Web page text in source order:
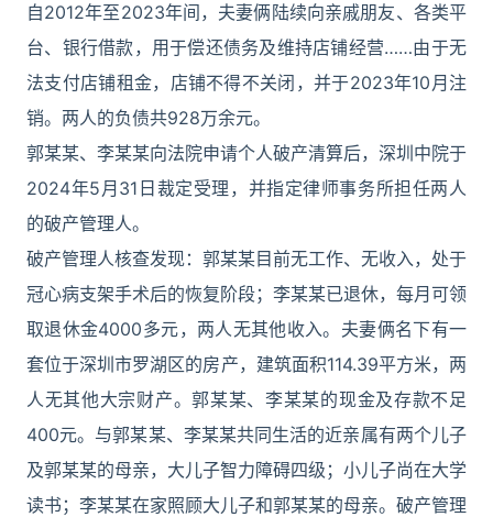
自2012年至2023年间，夫妻俩陆续向亲戚朋友、各类平
台、银行借款，用于偿还债务及维持店铺经营……由于无
法支付店铺租金，店铺不得不关闭，并于2023年10月注
销。两人的负债共928万余元。
郭某某、李某某向法院申请个人破产清算后，深圳中院于
2024年5月31日裁定受理，并指定律师事务所担任两人
的破产管理人。
破产管理人核查发现：郭某某目前无工作、无收入，处于
冠心病支架手术后的恢复阶段；李某某已退休，每月可领
取退休金4000多元，两人无其他收入。夫妻俩名下有一
套位于深圳市罗湖区的房产，建筑面积114.39平方米，两
人无其他大宗财产。郭某某、李某某的现金及存款不足
400元。与郭某某、李某某共同生活的近亲属有两个儿子
及郭某某的母亲，大儿子智力障碍四级；小儿子尚在大学
读书；李某某在家照顾大儿子和郭某某的母亲。破产管理